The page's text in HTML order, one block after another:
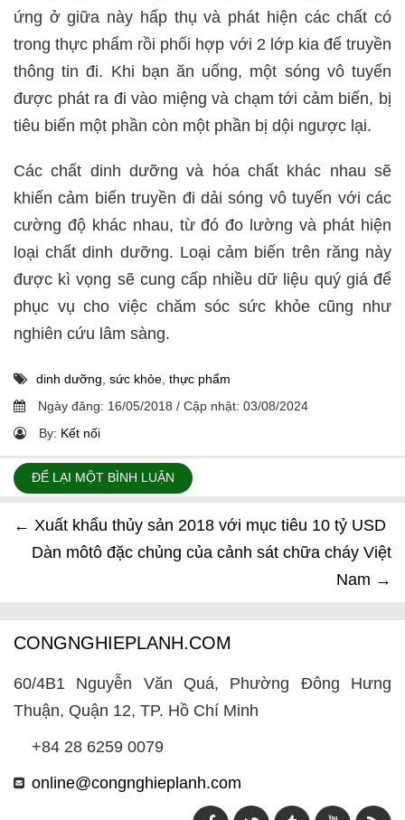
ứng ở giữa này hấp thụ và phát hiện các chất có
trong thực phẩm rồi phối hợp với 2 lớp kia để truyền
thông tin đi. Khi bạn ăn uống, một sóng vô tuyến
được phát ra đi vào miệng và chạm tới cảm biến, bị
tiêu biến một phần còn một phần bị dội ngược lại.
Các chất dinh dưỡng và hóa chất khác nhau sẽ
khiến cảm biến truyền đi dải sóng vô tuyến với các
cường độ khác nhau, từ đó đo lường và phát hiện
loại chất dinh dưỡng. Loại cảm biến trên răng này
được kì vọng sẽ cung cấp nhiều dữ liệu quý giá để
phục vụ cho việc chăm sóc sức khỏe cũng như
nghiên cứu lâm sàng.
dinh dưỡng sức khỏe thực phẩm
Ngày đăng: 16/05/2018 / Cập nhật: 03/08/2024
By: Kết nối
ĐỂ LẠI MỘT BÌNH LUẬN
← Xuất khẩu thủy sản 2018 với mục tiêu 10 tỷ USD
Dàn môtô đặc chủng của cảnh sát chữa cháy Việt
Nam →
CONGNGHIEPLANH.COM
60/4B1 Nguyễn Văn Quá, Phường Đông Hưng
Thuận, Quận 12, TP. Hồ Chí Minh
+84 28 6259 0079
online@congnghieplanh.com